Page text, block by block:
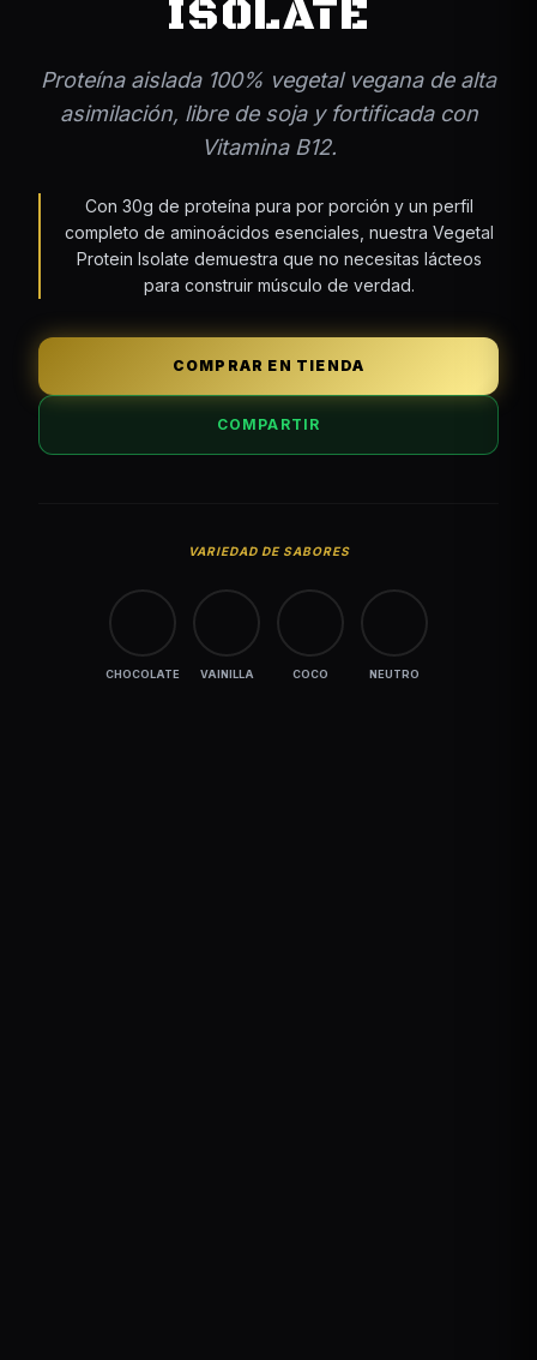
ISOLATE
Proteína aislada 100% vegetal vegana de alta
asimilación, libre de soja y fortificada con
Vitamina B12.
Con 30g de proteína pura por porción y un perfil
completo de aminoácidos esenciales, nuestra Vegetal
Protein Isolate demuestra que no necesitas lácteos
para construir músculo de verdad.
COMPRAR EN TIENDA
COMPARTIR
VARIEDAD DE SABORES
CHOCOLATE VAINILLA COCO NEUTRO